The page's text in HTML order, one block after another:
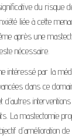
du risque
liée à cette
après une
nécessaire.
intéressé par la
dans ce
d’autres
La mastectomie
d’amélioration